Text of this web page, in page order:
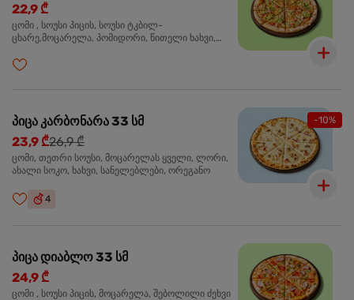
22,9 ₾
ცომი , სოუსი პიცის, სოუსი ტკბილ-
ცხარე,მოცარელა, პომიდორი, წითელი ხახვი,
სეზამის მარცვლის ნაზავი, ქინძი, ორეგანო
-10%
პიცა კარბონარა 33 სმ
23,9 ₾26,9 ₾
ცომი, თეთრი სოუსი, მოცარელას ყველი, ლორი,
ახალი სოკო, ხახვი, სანელებლები, ორეგანო
4
პიცა დიაბლო 33 სმ
24,9 ₾
ცომი , სოუსი პიცის, მოცარელა, შებოლილი ძეხვი